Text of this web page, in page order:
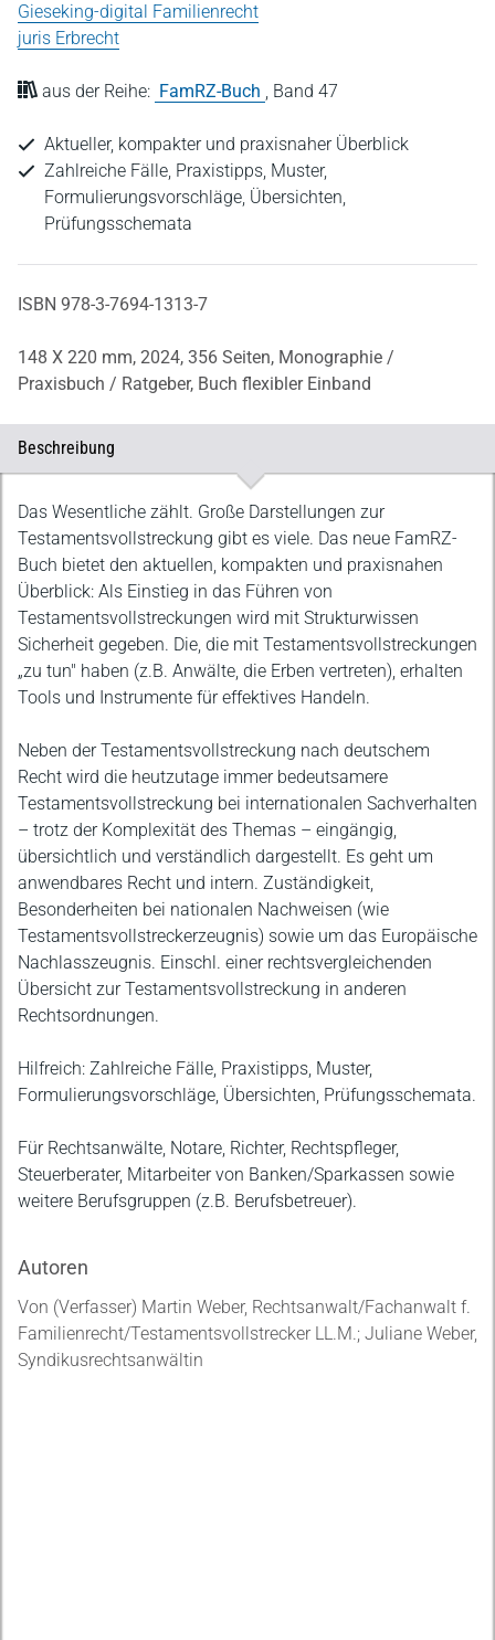
Gieseking-digital Familienrecht
juris Erbrecht
aus der Reihe: FamRZ-Buch , Band 47
Aktueller, kompakter und praxisnaher Überblick
Zahlreiche Fälle, Praxistipps, Muster,
Formulierungsvorschläge, Übersichten,
Prüfungsschemata
ISBN 978-3-7694-1313-7
148 X 220 mm, 2024, 356 Seiten, Monographie /
Praxisbuch / Ratgeber, Buch flexibler Einband
Beschreibung
Beschreibung
Das Wesentliche zählt. Große Darstellungen zur
Testamentsvollstreckung gibt es viele. Das neue FamRZ-
Buch bietet den aktuellen, kompakten und praxisnahen
Überblick: Als Einstieg in das Führen von
Testamentsvollstreckungen wird mit Strukturwissen
Sicherheit gegeben. Die, die mit Testamentsvollstreckungen
„zu tun" haben (z.B. Anwälte, die Erben vertreten), erhalten
Tools und Instrumente für effektives Handeln.
Neben der Testamentsvollstreckung nach deutschem
Recht wird die heutzutage immer bedeutsamere
Testamentsvollstreckung bei internationalen Sachverhalten
– trotz der Komplexität des Themas – eingängig,
übersichtlich und verständlich dargestellt. Es geht um
anwendbares Recht und intern. Zuständigkeit,
Besonderheiten bei nationalen Nachweisen (wie
Testamentsvollstreckerzeugnis) sowie um das Europäische
Nachlasszeugnis. Einschl. einer rechtsvergleichenden
Übersicht zur Testamentsvollstreckung in anderen
Rechtsordnungen.
Hilfreich: Zahlreiche Fälle, Praxistipps, Muster,
Formulierungsvorschläge, Übersichten, Prüfungsschemata.
Für Rechtsanwälte, Notare, Richter, Rechtspfleger,
Steuerberater, Mitarbeiter von Banken/Sparkassen sowie
weitere Berufsgruppen (z.B. Berufsbetreuer).
Autoren
Von (Verfasser) Martin Weber, Rechtsanwalt/Fachanwalt f.
Familienrecht/Testamentsvollstrecker LL.M.; Juliane Weber,
Syndikusrechtsanwältin